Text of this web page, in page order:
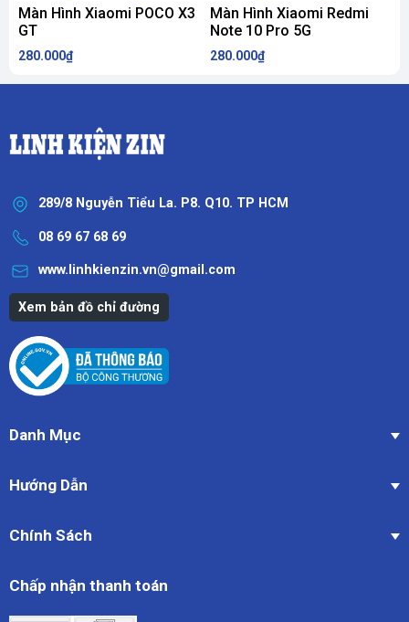
Màn Hình Xiaomi POCO X3
GT
280.000₫
Màn Hình Xiaomi Redmi
Note 10 Pro 5G
280.000₫
289/8 Nguyễn Tiểu La. P8. Q10. TP HCM
08 69 67 68 69
www.linhkienzin.vn@gmail.com
Xem bản đồ chỉ đường
Danh Mục
Hướng Dẫn
Chính Sách
Chấp nhận thanh toán